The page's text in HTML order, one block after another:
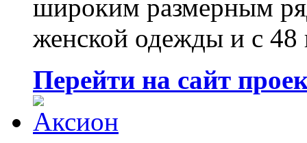
широким размерным
женской одежды и с
Перейти на сайт